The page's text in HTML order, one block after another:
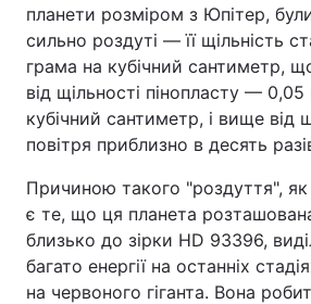
планети розміром з Юпітер,
сильно роздуті — її щільність
грама на кубічний сантиметр,
від щільності пінопласту —
кубічний сантиметр, і вище від
повітря приблизно в десять
Причиною такого "роздуття",
є те, що ця планета
близько до зірки HD 93396,
багато енергії на останніх
на червоного гіганта. Вона